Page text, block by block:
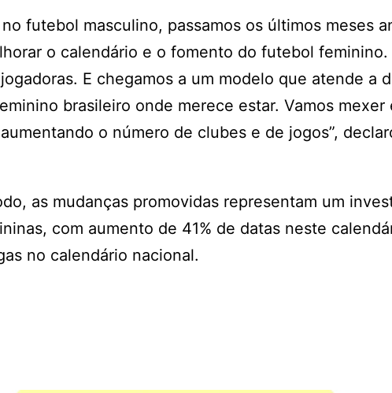
futebol masculino, passamos os últimos meses
o calendário e o fomento do futebol feminino.
E chegamos a um modelo que atende a
brasileiro onde merece estar. Vamos mexer
o número de clubes e de jogos”,
as mudanças promovidas representam um
com aumento de 41% de datas neste
no calendário nacional.